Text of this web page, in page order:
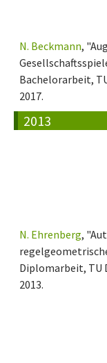
N. Beckmann,
Bachelorarbeit,
2017.
2013
N. Ehrenberg,
Diplomarbeit, TU
2013.